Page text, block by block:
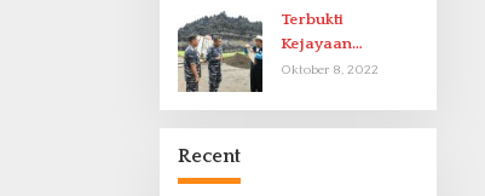
Terbukti
Kejayaan
Indonesia pada
Oktober 8, 2022
Recent